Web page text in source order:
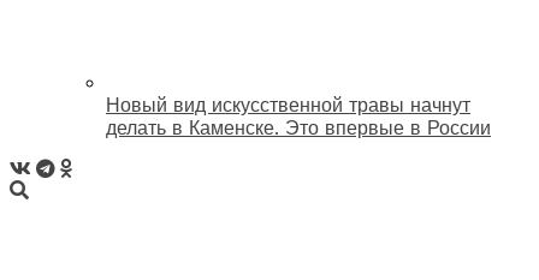
Новый вид искусственной травы начнут
делать в Каменске. Это впервые в России